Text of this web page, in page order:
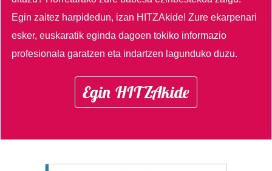
Egin zaitez harpidedun, izan HITZAkide!Zure ekarpenari
esker, euskaratik eginda dagoen tokiko informazio
profesionala garatzen eta indartzen lagunduko duzu.
Egin HITZAkide